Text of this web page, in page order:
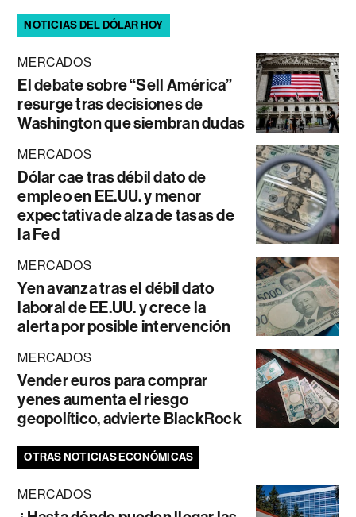
NOTICIAS DEL DÓLAR HOY
MERCADOS
El debate sobre “Sell América”
resurge tras decisiones de
Washington que siembran dudas
MERCADOS
Dólar cae tras débil dato de
empleo en EE.UU. y menor
expectativa de alza de tasas de
la Fed
MERCADOS
Yen avanza tras el débil dato
laboral de EE.UU. y crece la
alerta por posible intervención
MERCADOS
Vender euros para comprar
yenes aumenta el riesgo
geopolítico, advierte BlackRock
OTRAS NOTICIAS ECONÓMICAS
MERCADOS